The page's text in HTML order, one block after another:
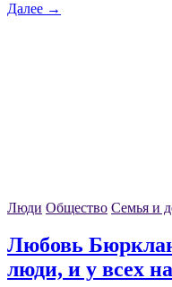
Далее →
Люди Общество Семья и
Любовь
люди, и у всех